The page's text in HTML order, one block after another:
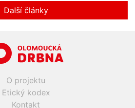
Další články
O projektu
Etický kodex
Kontakt